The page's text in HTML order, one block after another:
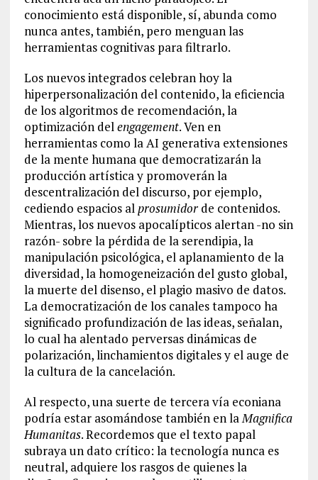
conocimiento está disponible, sí, abunda como
nunca antes, también, pero menguan las
herramientas cognitivas para filtrarlo.
Los nuevos integrados celebran hoy la
hiperpersonalización del contenido, la eficiencia
de los algoritmos de recomendación, la
optimización delengagement. Ven en
herramientas como la AI generativa extensiones
de la mente humana que democratizarán la
producción artística y promoverán la
descentralización del discurso, por ejemplo,
cediendo espacios alprosumidorde contenidos.
Mientras, los nuevos apocalípticos alertan -no sin
razón- sobre la pérdida de la serendipia, la
manipulación psicológica, el aplanamiento de la
diversidad, la homogeneización del gusto global,
la muerte del disenso, el plagio masivo de datos.
La democratización de los canales tampoco ha
significado profundización de las ideas, señalan,
lo cual ha alentado perversas dinámicas de
polarización, linchamientos digitales y el auge de
la cultura de la cancelación.
Al respecto, una suerte de tercera vía econiana
podría estar asomándose también en laMagnifica
Humanitas. Recordemos que el texto papal
subraya un dato crítico: la tecnología nunca es
neutral, adquiere los rasgos de quienes la